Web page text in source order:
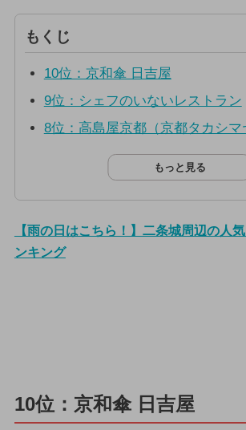
もくじ
10位：京和傘 日吉屋
9位：シェフのいないレストラン
8位：高島屋京都（京都タカシマ
もっと見る
【雨の日はこちら！】二条城周辺の人
ンキング
10位：京和傘 日吉屋